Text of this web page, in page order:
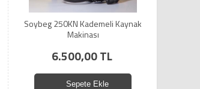
Soybeg 250KN Kademeli Kaynak
Makinası
6.500,00 TL
Sepete Ekle